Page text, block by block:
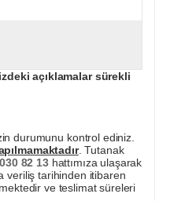
açıklamalar sürekli
durumunu kontrol ediniz.
. Tutanak
82 13hattımıza ulaşarak
veriliş tarihinden itibaren
ve teslimat süreleri